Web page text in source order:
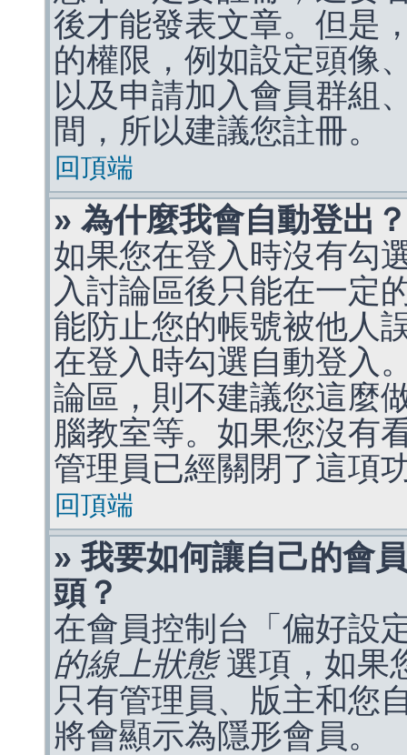
後才能發表文章。但是
的權限，例如設定頭像
以及申請加入會員群組
間，所以建議您註冊。
回頂端
» 為什麼我會自動登出？
如果您在登入時沒有勾
入討論區後只能在一定
能防止您的帳號被他人
在登入時勾選自動登入
論區，則不建議您這麼
腦教室等。如果您沒有
管理員已經關閉了這項
回頂端
» 我要如何讓自己的會
頭？
在會員控制台「偏好設
的線上狀態選項，如果
只有管理員、版主和您
將會顯示為隱形會員。